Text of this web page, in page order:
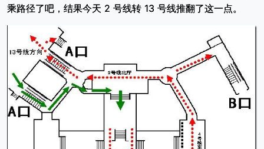
乘路径了吧，结果今天 2 号线转 13 号线推翻了这一点。